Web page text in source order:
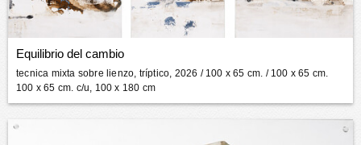
Equilibrio del cambio
tecnica mixta sobre lienzo, tríptico, 2026 / 100 x 65 cm. / 100 x 65 cm.
100 x 65 cm. c/u, 100 x 180 cm